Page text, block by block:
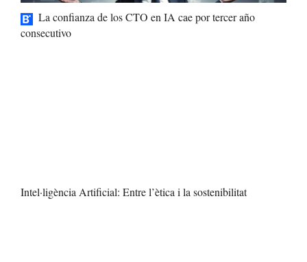
La confianza de los CTO en IA cae por tercer año
consecutivo
Intel·ligència Artificial: Entre l’ètica i la sostenibilitat